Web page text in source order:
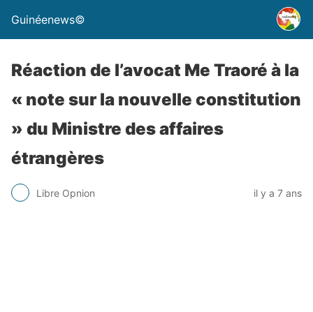
Guinéenews©
Réaction de l’avocat Me Traoré à la
« note sur la nouvelle constitution
» du Ministre des affaires
étrangères
Libre Opnion il y a 7 ans